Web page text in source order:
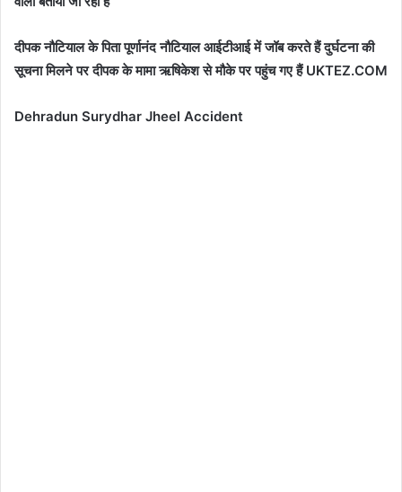
दीपक नौटियाल के पिता पूर्णानंद नौटियाल आईटीआई में जॉब करते हैं दुर्घटना की
सूचना मिलने पर दीपक के मामा ऋषिकेश से मौके पर पहुंच गए हैं UKTEZ.COM
Dehradun Surydhar Jheel Accident